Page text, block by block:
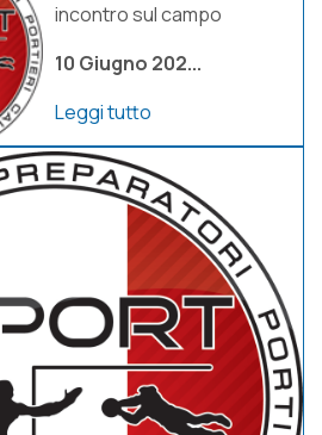
incontro sul campo
10 Giugno 202...
Leggi tutto